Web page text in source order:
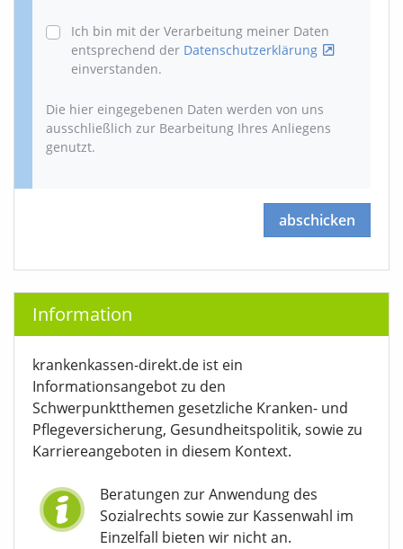
Ich bin mit der Verarbeitung meiner Daten
entsprechend der Datenschutzerklärung
einverstanden.
Die hier eingegebenen Daten werden von uns
ausschließlich zur Bearbeitung Ihres Anliegens
genutzt.
abschicken
Information
krankenkassen-direkt.de ist ein
Informationsangebot zu den
Schwerpunktthemen gesetzliche Kranken- und
Pflegeversicherung, Gesundheitspolitik, sowie zu
Karriereangeboten in diesem Kontext.
Beratungen zur Anwendung des
Sozialrechts sowie zur Kassenwahl im
Einzelfall bieten wir nicht an.